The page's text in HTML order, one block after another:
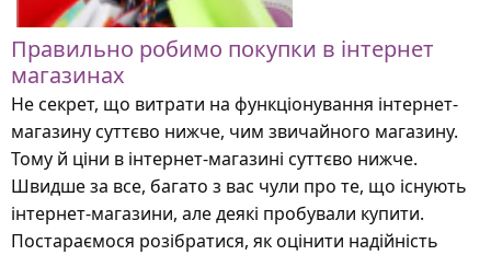
Правильно робимо покупки в інтернет
магазинах
Не секрет, що витрати на функціонування інтернет-
магазину суттєво нижче, чим звичайного магазину.
Тому й ціни в інтернет-магазині суттєво нижче.
Швидше за все, багато з вас чули про те, що існують
інтернет-магазини, але деякі пробували купити.
Постараємося розібратися, як оцінити надійність